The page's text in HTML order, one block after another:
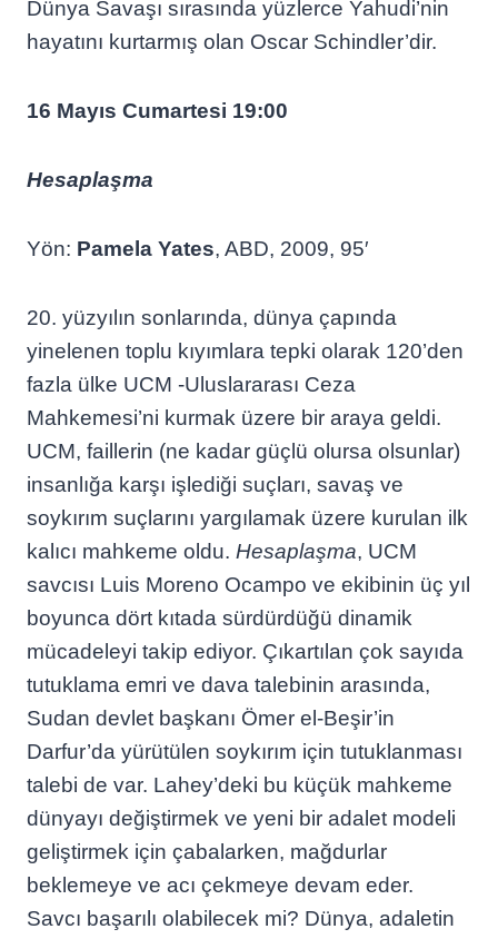
Dünya Savaşı sırasında yüzlerce Yahudi’nin
hayatını kurtarmış olan Oscar Schindler’dir.
16 Mayıs Cumartesi 19:00
Hesaplaşma
Yön: Pamela Yates, ABD, 2009, 95′
20. yüzyılın sonlarında, dünya çapında
yinelenen toplu kıyımlara tepki olarak 120’den
fazla ülke UCM -Uluslararası Ceza
Mahkemesi’ni kurmak üzere bir araya geldi.
UCM, faillerin (ne kadar güçlü olursa olsunlar)
insanlığa karşı işlediği suçları, savaş ve
soykırım suçlarını yargılamak üzere kurulan ilk
kalıcı mahkeme oldu. Hesaplaşma, UCM
savcısı Luis Moreno Ocampo ve ekibinin üç yıl
boyunca dört kıtada sürdürdüğü dinamik
mücadeleyi takip ediyor. Çıkartılan çok sayıda
tutuklama emri ve dava talebinin arasında,
Sudan devlet başkanı Ömer el-Beşir’in
Darfur’da yürütülen soykırım için tutuklanması
talebi de var. Lahey’deki bu küçük mahkeme
dünyayı değiştirmek ve yeni bir adalet modeli
geliştirmek için çabalarken, mağdurlar
beklemeye ve acı çekmeye devam eder.
Savcı başarılı olabilecek mi? Dünya, adaletin